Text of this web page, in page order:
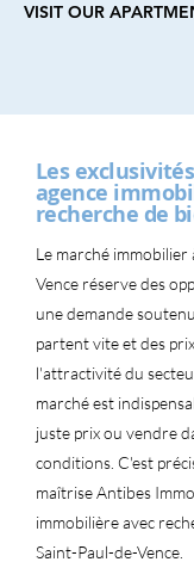
VISIT OUR
Les
agence
recherche de
Le marché immobilier
Vence réserve des
une demande
partent vite et des
l'attractivité du
marché est
juste prix ou vendre
conditions. C'est
maîtrise Antibes
immobilière avec
Saint-Paul-de-Vence.